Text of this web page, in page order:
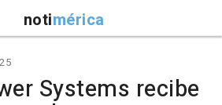
notimérica
Systems recibe